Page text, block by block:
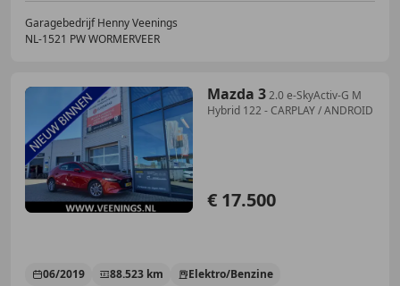
Garagebedrijf Henny Veenings
NL-1521 PW WORMERVEER
Mazda 32.0 e-SkyActiv-G M
Hybrid 122 - CARPLAY / ANDROID
€ 17.500
06/2019 88.523 km
Elektro/Benzine